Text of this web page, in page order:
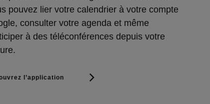
pouvez lier votre calendrier à votre compte
consulter votre agenda et même
à des téléconférences depuis votre
l’application